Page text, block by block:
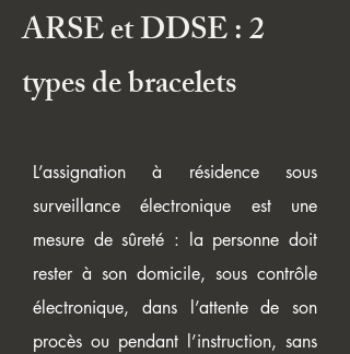
ARSE et DDSE : 2
types de bracelets
L’assignation à résidence sous
surveillance électronique est une
mesure de sûreté : la personne doit
rester à son domicile, sous contrôle
électronique, dans l’attente de son
procès ou pendant l’instruction, sans